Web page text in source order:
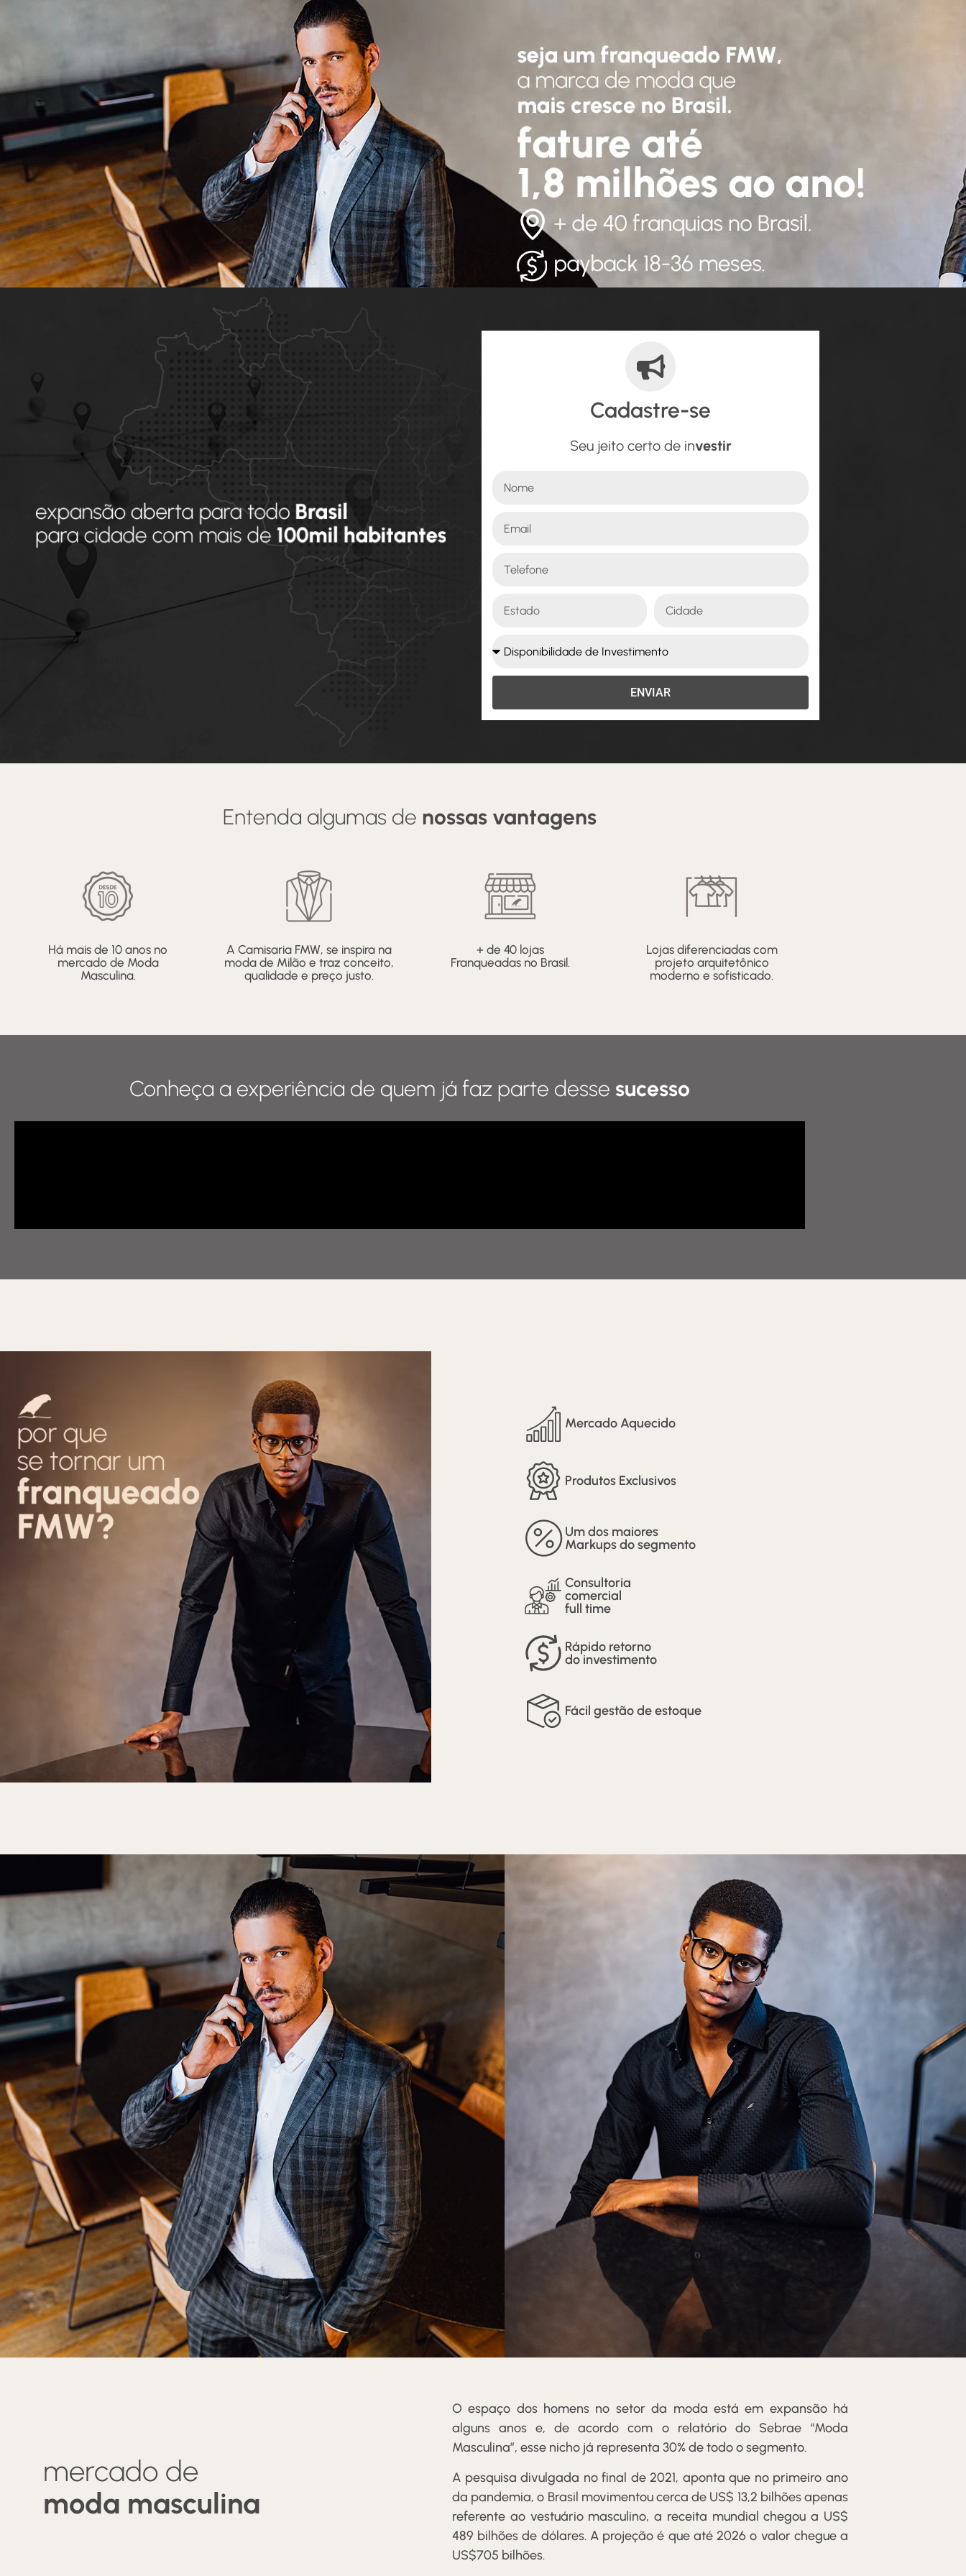
Cadastre-se
Seu jeito certo de investir
ENVIAR
Entenda algumas de nossas vantagens
Há mais de 10 anos no
mercado de Moda
Masculina.
A Camisaria FMW, se inspira na
moda de Milão e traz conceito,
qualidade e preço justo.
+ de 40 lojas
Franqueadas no Brasil.
Lojas diferenciadas com
projeto arquitetônico
moderno e sofisticado.
Conheça a experiência de quem já faz parte desse sucesso
Mercado Aquecido
Produtos Exclusivos
Um dos maiores
Markups do segmento
Consultoria
comercial
full time
Rápido retorno
do investimento
Fácil gestão de estoque
mercado de
moda masculina
O espaço dos homens no setor da moda está em expansão há
alguns anos e, de acordo com o relatório do Sebrae “Moda
Masculina”, esse nicho já representa 30% de todo o segmento.
A pesquisa divulgada no final de 2021, aponta que no primeiro ano
da pandemia, o Brasil movimentou cerca de US$ 13,2 bilhões apenas
referente ao vestuário masculino, a receita mundial chegou a US$
489 bilhões de dólares. A projeção é que até 2026 o valor chegue a
US$705 bilhões.